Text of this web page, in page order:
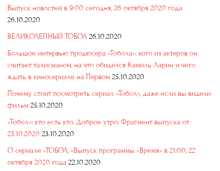
Выпуск новостей в 9:00 сегодня, 26 октября 2020 года
26.10.2020
ВЕЛИКОЛЕПНЫЙ ТОБОЛ 26.10.2020
Большое интервью продюсера «Тобола»: кого из актеров он
считает талисманом, на что обиделся Камиль Ларин и чего
ждать в киносериале на Первом 25.10.2020
Почему стоит посмотреть сериал «Тобол», даже если вы видели
фильм 25.10.2020
«Тобол»: кто есть кто. Доброе утро. Фрагмент выпуска от
23.10.2020 23.10.2020
О сериале «ТОБОЛ, «Выпуск программы «Время» в 21:00, 22
октября 2020 года 22.10.2020